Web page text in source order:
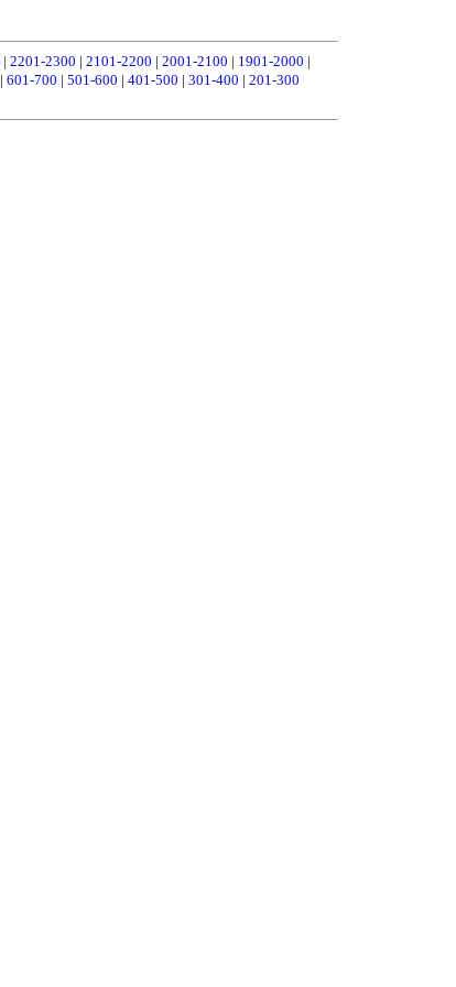
| 2201-2300 | 2101-2200 | 2001-2100 | 1901-2000 |
| 601-700 | 501-600 | 401-500 | 301-400 | 201-300